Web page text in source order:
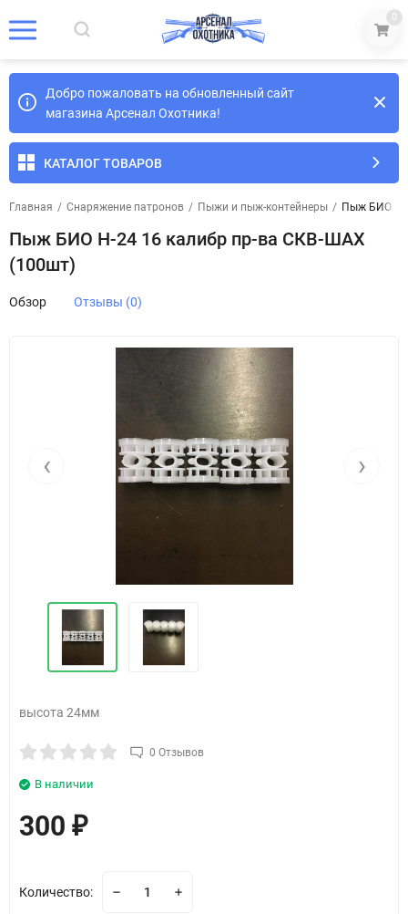
0
Добро пожаловать на обновленный сайт
магазина Арсенал Охотника!
КАТАЛОГ ТОВАРОВ
Главная / Снаряжение патронов / Пыжи и пыж-контейнеры / Пыж БИО H-
Пыж БИО H-24 16 калибр пр-ва СКВ-ШАХ
(100шт)
Обзор Отзывы (0)
‹ ›
высота 24мм
0 Отзывов
В наличии
300 ₽
Количество: